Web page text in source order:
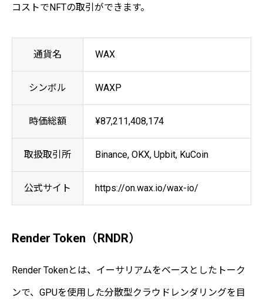
コストでNFTの取引ができます。
通貨名 WAX
シンボル WAXP
時価総額 ¥87,211,408,174
取扱取引所 Binance, OKX, Upbit, KuCoin
公式サイト https://on.wax.io/wax-io/
Render Token（RNDR）
Render Tokenとは、イーサリアムをベースとしたトーク
ンで、GPUを使用した分散型クラウドレンダリングを目